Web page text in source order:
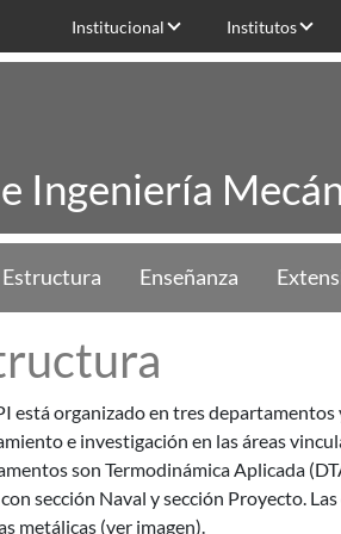
Institucional Institutos
Ingeniería
Estructura Enseñanza
está organizado en tres departamentos
e investigación en las áreas
son Termodinámica Aplicada
sección Naval y sección Proyecto.
metálicas (ver imagen).